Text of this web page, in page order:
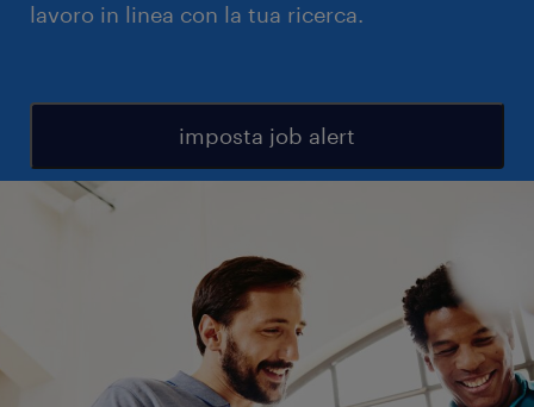
lavoro in linea con la tua ricerca.
imposta job alert